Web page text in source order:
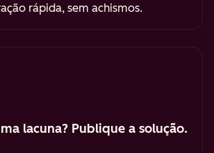
rápida, sem achismos.
lacuna? Publique a solução.